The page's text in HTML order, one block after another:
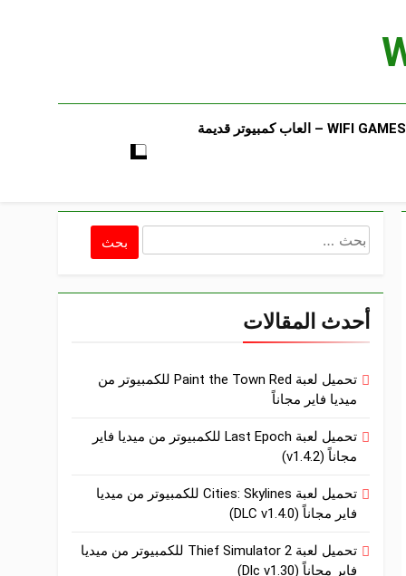
WIFI GAMES​ – العاب كمبيوتر قديمة​
البحث
أحدث المقالات
تحميل لعبة Paint the Town Red للكمبيوتر من
ميديا فاير مجاناً
تحميل لعبة Last Epoch للكمبيوتر من ميديا فاير
مجاناً (v1.4.2)
تحميل لعبة Cities: Skylines للكمبيوتر من ميديا
فاير مجاناً (DLC v1.4.0)
تحميل لعبة Thief Simulator 2 للكمبيوتر من ميديا
فاير مجاناً (Dlc v1.30)